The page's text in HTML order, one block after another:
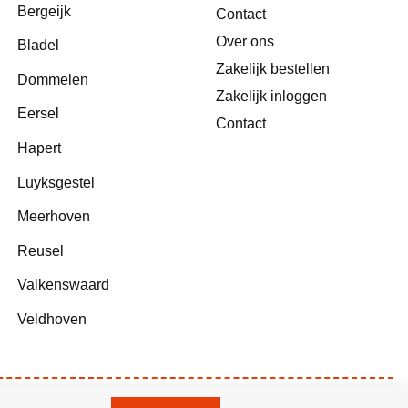
Bergeijk
Bladel
Dommelen
Eersel
Hapert
Luyksgestel
Meerhoven
Reusel
Valkenswaard
Veldhoven
Contact
Over ons
Zakelijk bestellen
Zakelijk inloggen
Contact